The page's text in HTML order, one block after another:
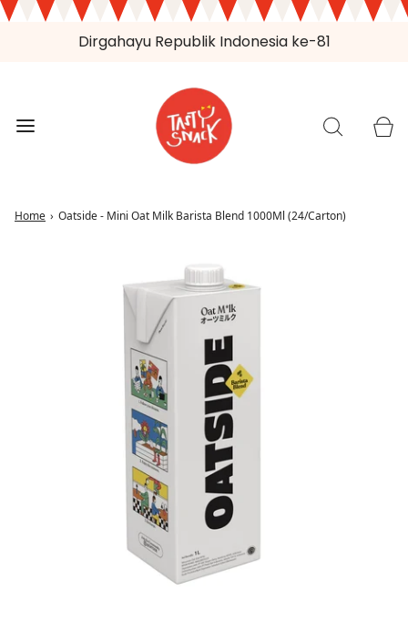
Dirgahayu Republik Indonesia ke-81
Home › Oatside - Mini Oat Milk Barista Blend 1000Ml (24/Carton)